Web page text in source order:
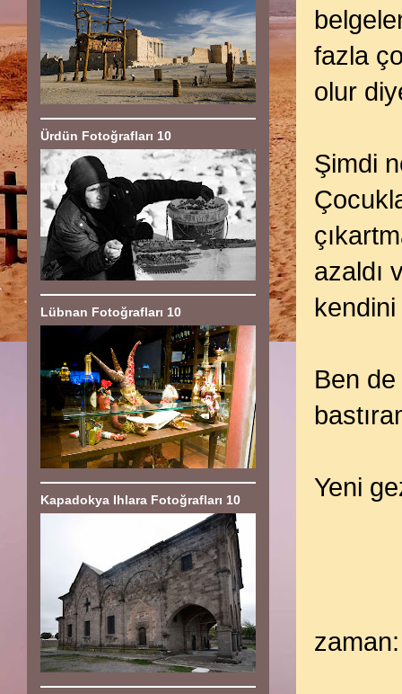
fazla
olur
Şimdi
azaldı
Ben
Yeni
Ürdün Fotoğrafları 10
Lübnan Fotoğrafları 10
Kapadokya Ihlara Fotoğrafları 10